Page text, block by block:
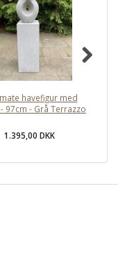
havefigur med
97cm - Grå Terrazzo
1.395,00 DKK